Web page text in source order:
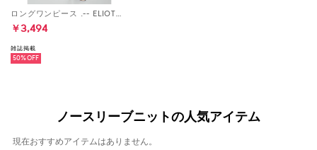
ロングワンピース .-- ELIOT （ネイビーブルー）
￥3,494
雑誌掲載
50%
ノースリーブニットの人気アイテム
現在おすすめアイテムはありません。